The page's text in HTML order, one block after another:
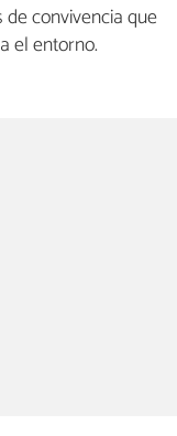
convivencia que
el entorno.